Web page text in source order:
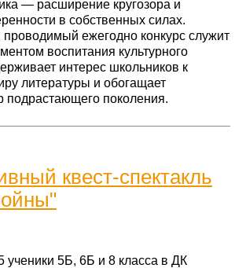
— расширение кругозора и
в собственных силах.
ежегодно конкурс служит
воспитания культурного
интерес школьников к
литературы и обогащает
подрастающего поколения.
квест-спектакль
ученики 5Б, 6Б и 8 класса в ДК